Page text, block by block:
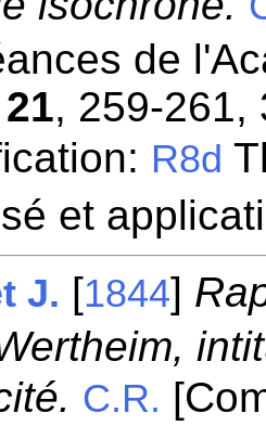
de
21, 259-261,
R8d
et
J. [1844]
C.R.